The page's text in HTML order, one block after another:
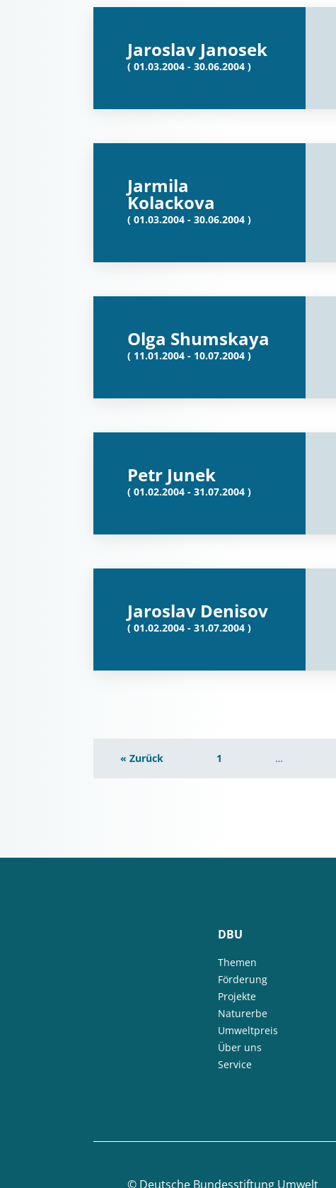
Jaroslav Janosek
( 01.03.2004 - 30.06.2004 )
Jarmila
Kolackova
( 01.03.2004 - 30.06.2004 )
Olga Shumskaya
( 11.01.2004 - 10.07.2004 )
Petr Junek
( 01.02.2004 - 31.07.2004 )
Jaroslav Denisov
( 01.02.2004 - 31.07.2004 )
« Zurück 1 …
DBU
Themen
Förderung
Projekte
Naturerbe
Umweltpreis
Über uns
Service
© Deutsche Bundesstiftung Umwelt